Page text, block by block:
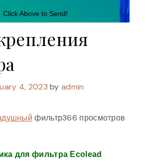
Click Above to Send!
4, 2023 byadmin
фильтр366 просмотров
для фильтра Ecolead